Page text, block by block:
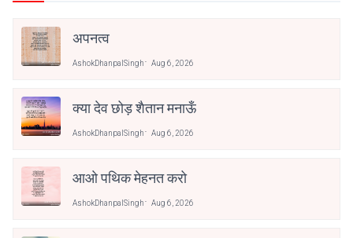
अपनत्व
AshokDhanpalSingh Aug 6, 2026
क्या देव छोड़ शैतान मनाऊँ
AshokDhanpalSingh Aug 6, 2026
आओ पथिक मेहनत करो
AshokDhanpalSingh Aug 6, 2026